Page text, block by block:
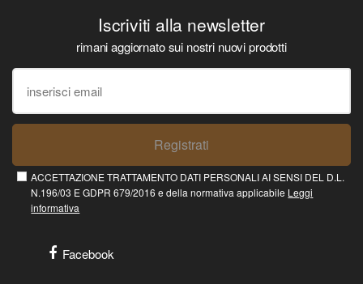
Iscriviti alla newsletter
rimani aggiornato sui nostri nuovi prodotti
Registrati
ACCETTAZIONE TRATTAMENTO DATI PERSONALI AI SENSI DEL D.L.
N.196/03 E GDPR 679/2016 e della normativa applicabile Leggi
informativa
Facebook